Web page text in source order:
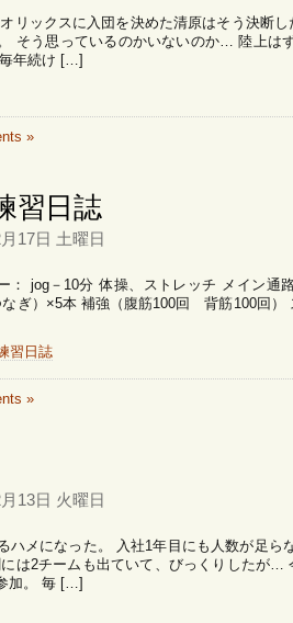
リックスに入団を決めた清原はそう決断
そう思っているのかいないのか… 陸上は
年続け […]
»
習日誌
17日 土曜日
： jog－10分 体操、ストレッチ メイン通
ぎ）×5本 補強（腹筋100回 背筋100回）
習日誌
»
13日 火曜日
ハメになった。 入社1年目にも人数が足ら
は2チームも出ていて、びっくりしたが…
加。 毎 […]